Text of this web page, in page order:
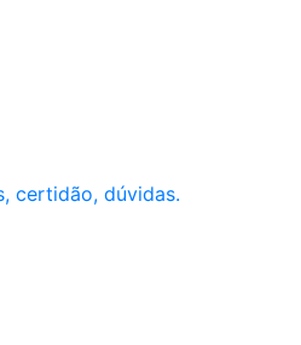
certidão, dúvidas.